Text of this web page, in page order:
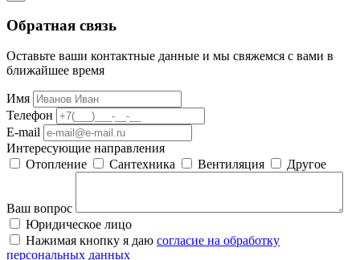
Обратная связь
Оставьте ваши контактные данные и мы свяжемся с вами в
ближайшее время
Имя
Телефон
E-mail
Интересующие направления
Отопление
Сантехника Вентиляция Другое
Ваш вопрос
Юридическое лицо
Нажимая кнопку я даю согласие на обработку
персональных данных